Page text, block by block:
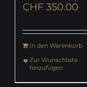
CHF 350.00
In den Warenkorb
Zur Wunschliste
hinzufügen